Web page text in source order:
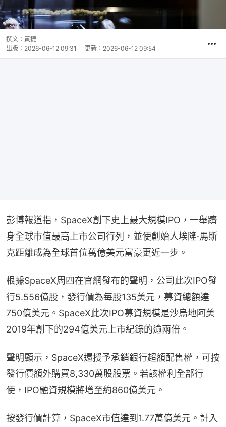
撰文： 黃捷
出版： 2026-06-12 09:31 更新： 2026-06-12 09:54
彭博報道指，SpaceX創下史上最大規模IPO，一舉躋
身全球市值最高上市公司行列，並使創始人埃隆·馬斯
克距離成為全球首位萬億美元富豪更近一步。
根據SpaceX周四在官網發布的聲明，公司此次IPO發
行5.556億股，發行價為每股135美元，募資總額達
750億美元。SpaceX此次IPO募資規模是沙烏地阿美
2019年創下的294億美元上市紀錄的逾兩倍。
聲明顯示，SpaceX還授予承銷銀行超額配售權，可按
發行價額外購買8,330萬股股票。若該權利全部行
使，IPO融資規模將增至約860億美元。
按發行價計算，SpaceX市值達到1.77萬億美元。計入